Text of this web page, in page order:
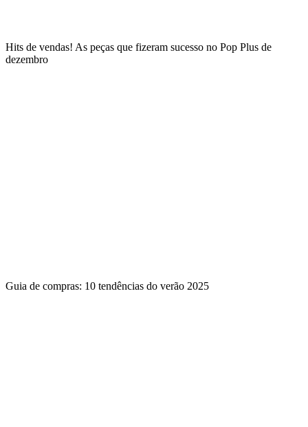
Hits de vendas! As peças que fizeram sucesso no Pop Plus de
dezembro
Guia de compras: 10 tendências do verão 2025